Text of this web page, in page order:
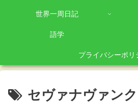
世界一周日記
語学
プライバシーポリ
セヴァナヴァンク